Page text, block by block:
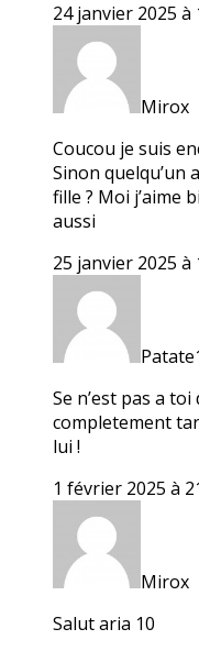
24 janvier 2025 à
Mirox
Coucou je suis
Sinon quelqu’un
fille ? Moi j’aime
aussi
25 janvier 2025 à
Se n’est pas a
completement
lui !
1 février 2025 à
Mirox
Salut aria 10